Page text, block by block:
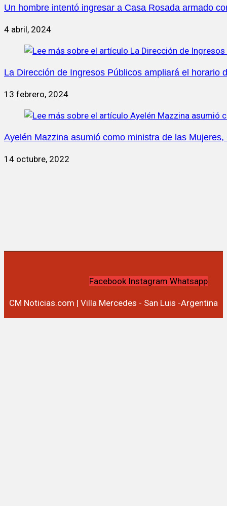
Un hombre intentó ingresar a Casa Rosada armado
4 abril, 2024
La Dirección de Ingresos Públicos ampliará el horario
13 febrero, 2024
Ayelén Mazzina asumió como ministra de las
14 octubre, 2022
Facebook Instagram Whatsapp
CM Noticias.com | Villa Mercedes - San Luis -Argentina